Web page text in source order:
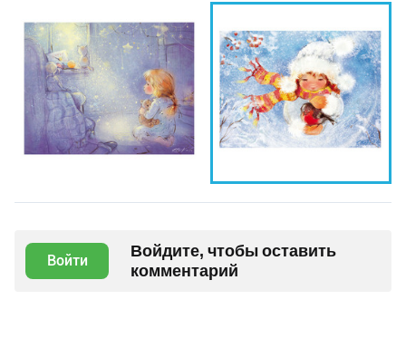
Войти
Войдите, чтобы оставить
комментарий